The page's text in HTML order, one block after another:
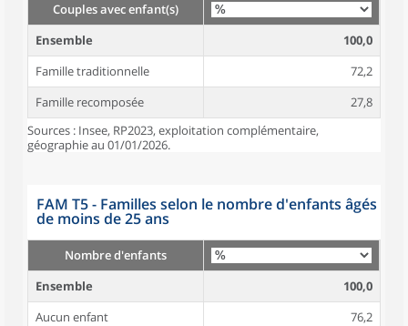
Couples avec enfant(s)
Ensemble
100,0
Famille traditionnelle
72,2
Famille recomposée
27,8
Sources : Insee, RP2023, exploitation complémentaire,
géographie au 01/01/2026.
FAM T5 - Familles selon le nombre d'enfants âgés
de moins de 25 ans
Nombre d'enfants
Ensemble
100,0
Aucun enfant
76,2